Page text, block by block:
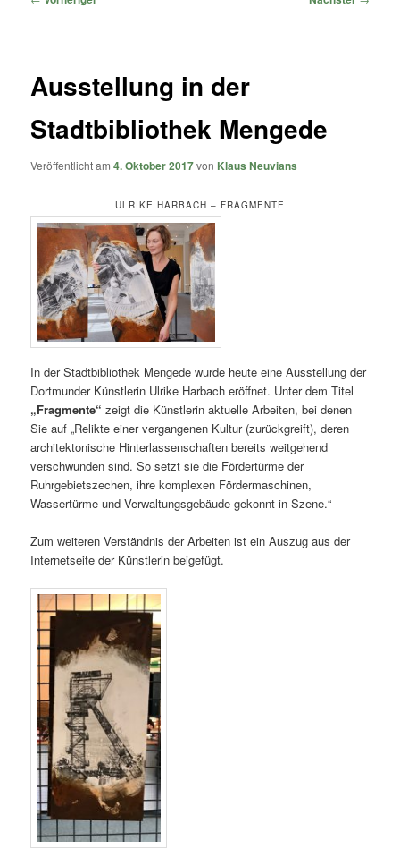
Ausstellung in der
Stadtbibliothek Mengede
Veröffentlicht am4. Oktober 2017von Klaus Neuvians
ULRIKE HARBACH – FRAGMENTE
In der Stadtbibliothek Mengede wurde heute eine Ausstellung der
Dortmunder Künstlerin Ulrike Harbach eröffnet. Unter dem Titel
„Fragmente“ zeigt die Künstlerin aktuelle Arbeiten, bei denen
Sie auf „Relikte einer vergangenen Kultur (zurückgreift), deren
architektonische Hinterlassenschaften bereits weitgehend
verschwunden sind. So setzt sie die Fördertürme der
Ruhrgebietszechen, ihre komplexen Fördermaschinen,
Wassertürme und Verwaltungsgebäude gekonnt in Szene.“
Zum weiteren Verständnis der Arbeiten ist ein Auszug aus der
Internetseite der Künstlerin beigefügt.